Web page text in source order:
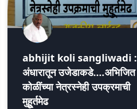
abhijit koli sangliwadi :
अंधारातून उजेडाकडे….अभिजित
कोळींच्या नेत्रस्नेही उपक्रमाची
मुहुूर्तमेढ